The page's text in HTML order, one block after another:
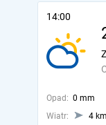
14:00
Opad: 0 mm
Wiatr:
4